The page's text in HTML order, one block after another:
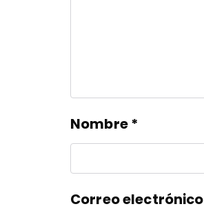
Nombre*
Correo electrónico